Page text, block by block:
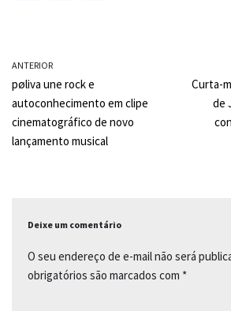
e
o
o
A
p
i
ANTERIOR
pøliva une rock e
autoconhecimento em clipe
cinematográfico de novo
lançamento musical
Curta-
de
Deixe um comentário
O seu endereço de e-mail não será
obrigatórios são marcados com *